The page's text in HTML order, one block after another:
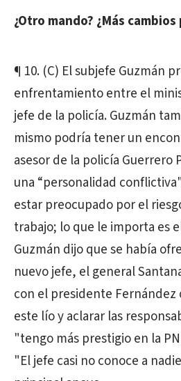
¿Otro mando? ¿Más
¶ 10. (C) El subjefe Guzmán
enfrentamiento entre el
jefe de la policía. Guzmán
mismo podría tener un
asesor de la policía Guerrero
una “personalidad
estar preocupado por el
trabajo; lo que le importa es
Guzmán dijo que se había
nuevo jefe, el general
con el presidente
este lío y aclarar las
"tengo más prestigio en la
"El jefe casi no conoce a